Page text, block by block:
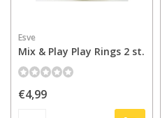
Esve
Mix & Play Play Rings 2 st.
€4,99